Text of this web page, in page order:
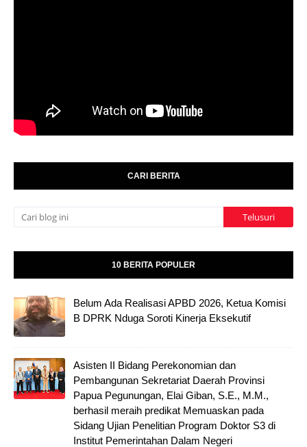
CARI BERITA
10 BERITA POPULER
Belum Ada Realisasi APBD 2026, Ketua Komisi
B DPRK Nduga Soroti Kinerja Eksekutif
Asisten II Bidang Perekonomian dan
Pembangunan Sekretariat Daerah Provinsi
Papua Pegunungan, Elai Giban, S.E., M.M.,
berhasil meraih predikat Memuaskan pada
Sidang Ujian Penelitian Program Doktor S3 di
Institut Pemerintahan Dalam Negeri